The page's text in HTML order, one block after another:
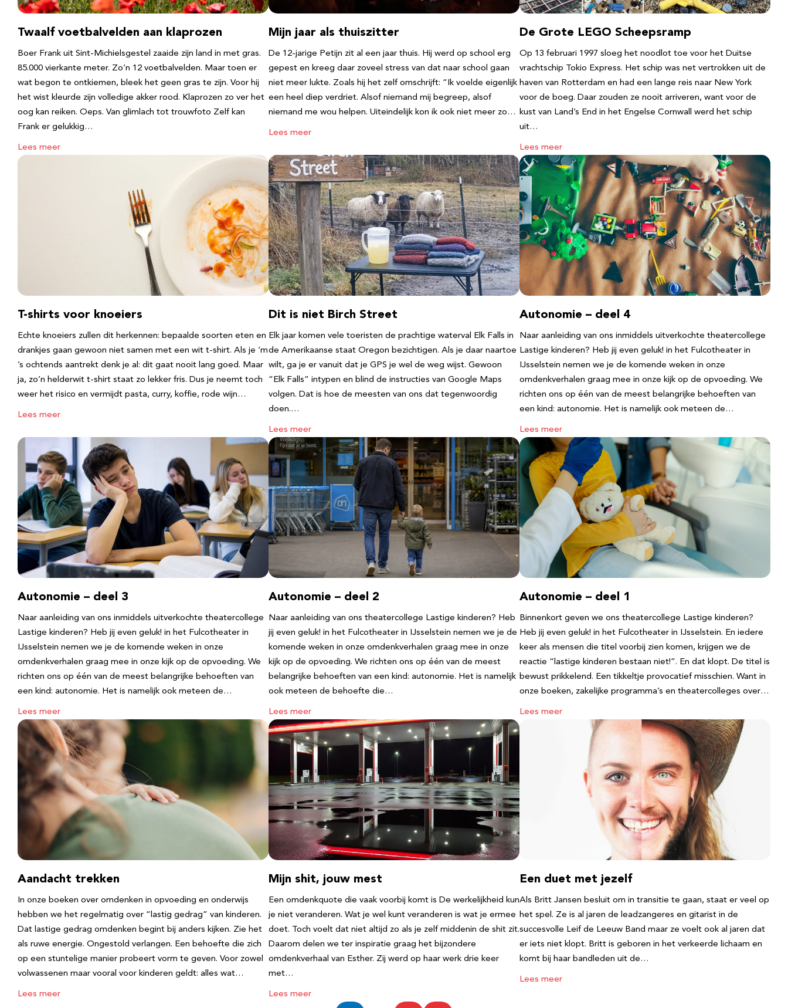
Twaalf voetbalvelden aan klaprozen
Boer Frank uit Sint-Michielsgestel zaaide zijn land in met gras.
85.000 vierkante meter. Zo’n 12 voetbalvelden. Maar toen er
wat begon te ontkiemen, bleek het geen gras te zijn. Voor hij
het wist kleurde zijn volledige akker rood. Klaprozen zo ver het
oog kan reiken. Oeps. Van glimlach tot trouwfoto Zelf kan
Frank er gelukkig…
Lees meer
Mijn jaar als thuiszitter
De 12-jarige Petijn zit al een jaar thuis. Hij werd op school erg
gepest en kreeg daar zoveel stress van dat naar school gaan
niet meer lukte. Zoals hij het zelf omschrijft: “Ik voelde eigenlijk
een heel diep verdriet. Alsof niemand mij begreep, alsof
niemand me wou helpen. Uiteindelijk kon ik ook niet meer zo…
Lees meer
De Grote LEGO Scheepsramp
Op 13 februari 1997 sloeg het noodlot toe voor het Duitse
vrachtschip Tokio Express. Het schip was net vertrokken uit de
haven van Rotterdam en had een lange reis naar New York
voor de boeg. Daar zouden ze nooit arriveren, want voor de
kust van Land’s End in het Engelse Cornwall werd het schip
uit…
Lees meer
T-shirts voor knoeiers
Echte knoeiers zullen dit herkennen: bepaalde soorten eten en
drankjes gaan gewoon niet samen met een wit t-shirt. Als je ‘m
’s ochtends aantrekt denk je al: dit gaat nooit lang goed. Maar
ja, zo’n helderwit t-shirt staat zo lekker fris. Dus je neemt toch
weer het risico en vermijdt pasta, curry, koffie, rode wijn…
Lees meer
Dit is niet Birch Street
Elk jaar komen vele toeristen de prachtige waterval Elk Falls in
de Amerikaanse staat Oregon bezichtigen. Als je daar naartoe
wilt, ga je er vanuit dat je GPS je wel de weg wijst. Gewoon
“Elk Falls” intypen en blind de instructies van Google Maps
volgen. Dat is hoe de meesten van ons dat tegenwoordig
doen.…
Lees meer
Autonomie – deel 4
Naar aanleiding van ons inmiddels uitverkochte theatercollege
Lastige kinderen? Heb jij even geluk! in het Fulcotheater in
IJsselstein nemen we je de komende weken in onze
omdenkverhalen graag mee in onze kijk op de opvoeding. We
richten ons op één van de meest belangrijke behoeften van
een kind: autonomie. Het is namelijk ook meteen de…
Lees meer
Autonomie – deel 3
Naar aanleiding van ons inmiddels uitverkochte theatercollege
Lastige kinderen? Heb jij even geluk! in het Fulcotheater in
IJsselstein nemen we je de komende weken in onze
omdenkverhalen graag mee in onze kijk op de opvoeding. We
richten ons op één van de meest belangrijke behoeften van
een kind: autonomie. Het is namelijk ook meteen de…
Lees meer
Autonomie – deel 2
Naar aanleiding van ons theatercollege Lastige kinderen? Heb
jij even geluk! in het Fulcotheater in IJsselstein nemen we je de
komende weken in onze omdenkverhalen graag mee in onze
kijk op de opvoeding. We richten ons op één van de meest
belangrijke behoeften van een kind: autonomie. Het is namelijk
ook meteen de behoefte die…
Lees meer
Autonomie – deel 1
Binnenkort geven we ons theatercollege Lastige kinderen?
Heb jij even geluk! in het Fulcotheater in IJsselstein. En iedere
keer als mensen die titel voorbij zien komen, krijgen we de
reactie “lastige kinderen bestaan niet!”. En dat klopt. De titel is
bewust prikkelend. Een tikkeltje provocatief misschien. Want in
onze boeken, zakelijke programma’s en theatercolleges over…
Lees meer
Aandacht trekken
In onze boeken over omdenken in opvoeding en onderwijs
hebben we het regelmatig over “lastig gedrag” van kinderen.
Dat lastige gedrag omdenken begint bij anders kijken. Zie het
als ruwe energie. Ongestold verlangen. Een behoefte die zich
op een stuntelige manier probeert vorm te geven. Voor zowel
volwassenen maar vooral voor kinderen geldt: alles wat…
Lees meer
Mijn shit, jouw mest
Een omdenkquote die vaak voorbij komt is De werkelijkheid kun
je niet veranderen. Wat je wel kunt veranderen is wat je ermee
doet. Toch voelt dat niet altijd zo als je zelf middenin de shit zit.
Daarom delen we ter inspiratie graag het bijzondere
omdenkverhaal van Esther. Zij werd op haar werk drie keer
met…
Lees meer
Een duet met jezelf
Als Britt Jansen besluit om in transitie te gaan, staat er veel op
het spel. Ze is al jaren de leadzangeres en gitarist in de
succesvolle Leif de Leeuw Band maar ze voelt ook al jaren dat
er iets niet klopt. Britt is geboren in het verkeerde lichaam en
komt bij haar bandleden uit de…
Lees meer